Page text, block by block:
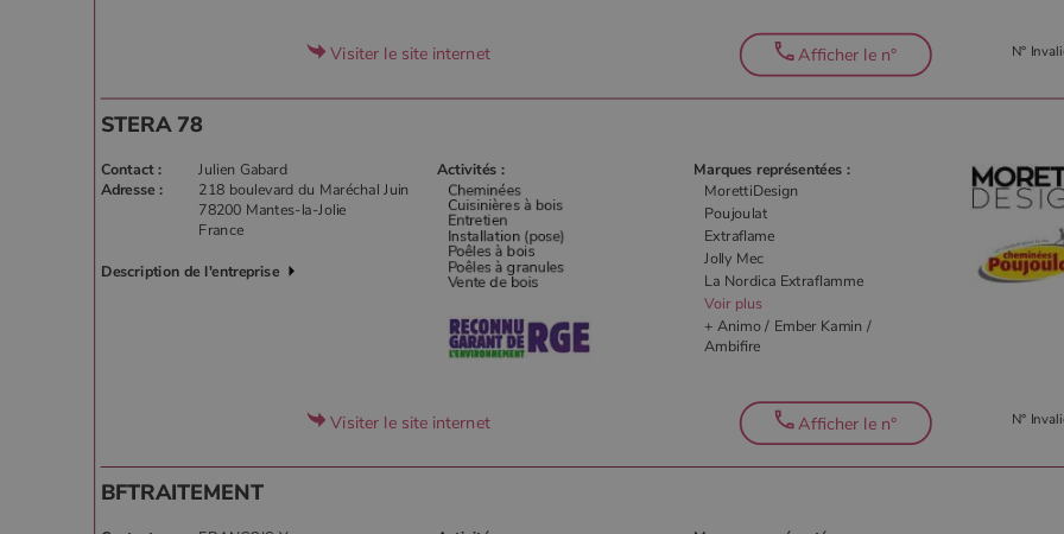
N°
Afficher le n°
Visiter le site internet
STERA 78
Contact :
Julien Gabard
Adresse :
218 boulevard du Maréchal Juin
78200 Mantes-la-Jolie
France
Description de l'entreprise
Activités : Marques représentées :
MorettiDesign
Poujoulat
Extraflame
Jolly Mec
La Nordica Extraflamme
Voir plus
+ Animo / Ember Kamin /
Ambifire
N°
Afficher le n°
Visiter le site internet
BFTRAITEMENT